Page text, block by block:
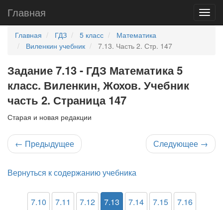
Главная
Главная ГДЗ 5 класс
Математика
Виленкин учебник
7.13. Часть 2. Стр. 147
Задание 7.13 - ГДЗ Математика 5
класс. Виленкин, Жохов. Учебник
часть 2. Страница 147
Старая и новая редакции
← Предыдущее Следующее →
Вернуться к содержанию учебника
7.10 7.11 7.12 7.13 7.14 7.15 7.16